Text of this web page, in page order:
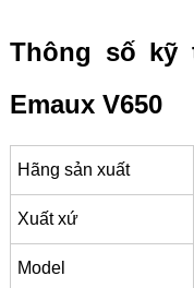
Thông số kỹ
Emaux V650
Hãng sản xuất
Xuất xứ
Model